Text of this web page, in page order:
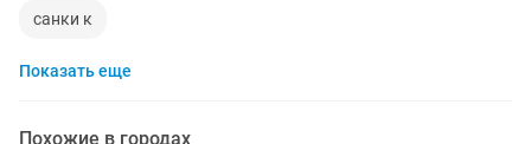
санки к
Показать еще
Похожие в городах